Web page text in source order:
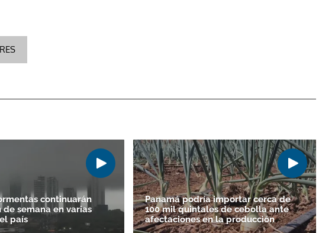
continuarán
semana en varias
país
Panamá podría importar cerca de
100 mil quintales de cebolla ante
afectaciones en la producción